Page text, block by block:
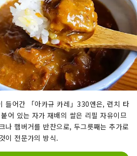
들어간 「아카규 카레」330엔은, 런치 타
어 있는 자가 재배의 쌀은 리필 자유이므
나 햄버거를 반찬으로, 두그릇째는 추가로
이 전문가의 방식.